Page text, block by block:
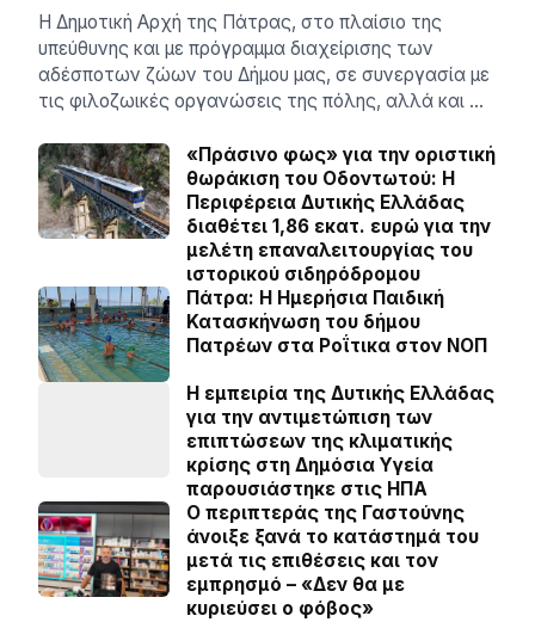
Η Δημοτική Αρχή της Πάτρας, στο πλαίσιο της
υπεύθυνης και με πρόγραμμα διαχείρισης των
αδέσποτων ζώων του Δήμου μας, σε συνεργασία με
τις φιλοζωικές οργανώσεις της πόλης, αλλά και …
«Πράσινο φως» για την οριστική
θωράκιση του Οδοντωτού: Η
Περιφέρεια Δυτικής Ελλάδας
διαθέτει 1,86 εκατ. ευρώ για την
μελέτη επαναλειτουργίας του
ιστορικού σιδηρόδρομου
Πάτρα: Η Ημερήσια Παιδική
Κατασκήνωση του δήμου
Πατρέων στα Ροΐτικα στον ΝΟΠ
Η εμπειρία της Δυτικής Ελλάδας
για την αντιμετώπιση των
επιπτώσεων της κλιματικής
κρίσης στη Δημόσια Υγεία
παρουσιάστηκε στις ΗΠΑ
Ο περιπτεράς της Γαστούνης
άνοιξε ξανά το κατάστημά του
μετά τις επιθέσεις και τον
εμπρησμό – «Δεν θα με
κυριεύσει ο φόβος»